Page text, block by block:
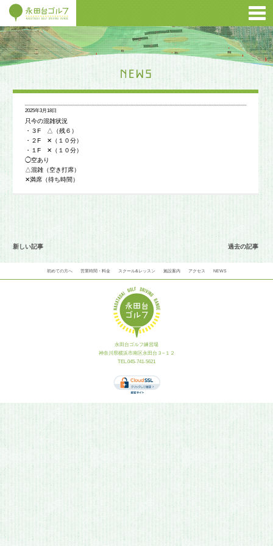
2025年3月18日
只今の混雑状況
・３F △（残６）
・２F ✕（１０分）
・１F ✕（１０分）
◯空あり
△混雑（空き打席）
✕満席（待ち時間）
新しい記事 過去の記事
初めての方へ 営業時間・料金 スクール&レッスン 施設案内 アクセス NEWS
永田台ゴルフ練習場
神奈川県横浜市南区永田台３−１２
TEL.045-741-5621